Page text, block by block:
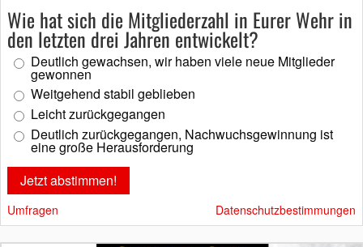
Wie hat sich die Mitgliederzahl in Eurer Wehr in
den letzten drei Jahren entwickelt?
Deutlich gewachsen, wir haben viele neue Mitglieder
gewonnen
Weitgehend stabil geblieben
Leicht zurückgegangen
Deutlich zurückgegangen, Nachwuchsgewinnung ist
eine große Herausforderung
Umfragen Datenschutzbestimmungen